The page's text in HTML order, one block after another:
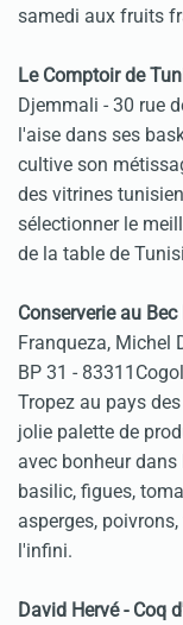
samedi aux fruits
Le Comptoir de
Djemmali - 30 rue
l'aise dans ses
cultive son
des vitrines
sélectionner le
de la table de
Conserverie au
Franqueza, Michel
BP 31 -
Tropez au pays
jolie palette de
avec bonheur dans
basilic, figues,
asperges,
l'infini.
David Hervé - Coq